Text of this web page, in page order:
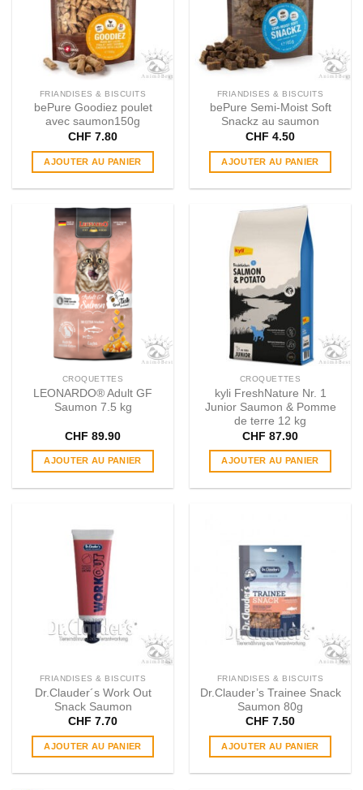
peuvent
être
choisies
sur
page
du
produit
FRIANDISES & BISCUITS
bePure Goodiez poulet
avec saumon150g
CHF 7.80
AJOUTER AU PANIER
FRIANDISES & BISCUITS
bePure Semi​-​Moist Soft
Snackz au saumon
CHF 4.50
AJOUTER AU PANIER
CROQUETTES
LEONARDO® Adult GF
Saumon 7.5 kg
CHF 89.90
AJOUTER AU PANIER
CROQUETTES
kyli FreshNature Nr. 1
Junior Saumon & Pomme
de terre 12 kg
CHF 87.90
AJOUTER AU PANIER
FRIANDISES & BISCUITS
Dr.Clauder´s Work Out
Snack Saumon
CHF 7.70
AJOUTER AU PANIER
FRIANDISES & BISCUITS
Dr.Clauder’s Trainee Snack
Saumon 80g
CHF 7.50
AJOUTER AU PANIER